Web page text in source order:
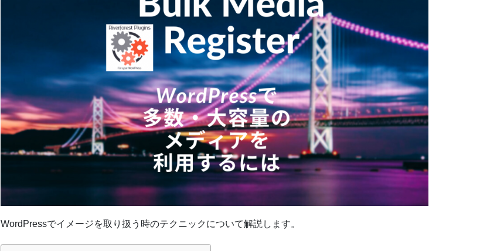
WordPressでイメージを取り扱う時のテクニックについて解説します。